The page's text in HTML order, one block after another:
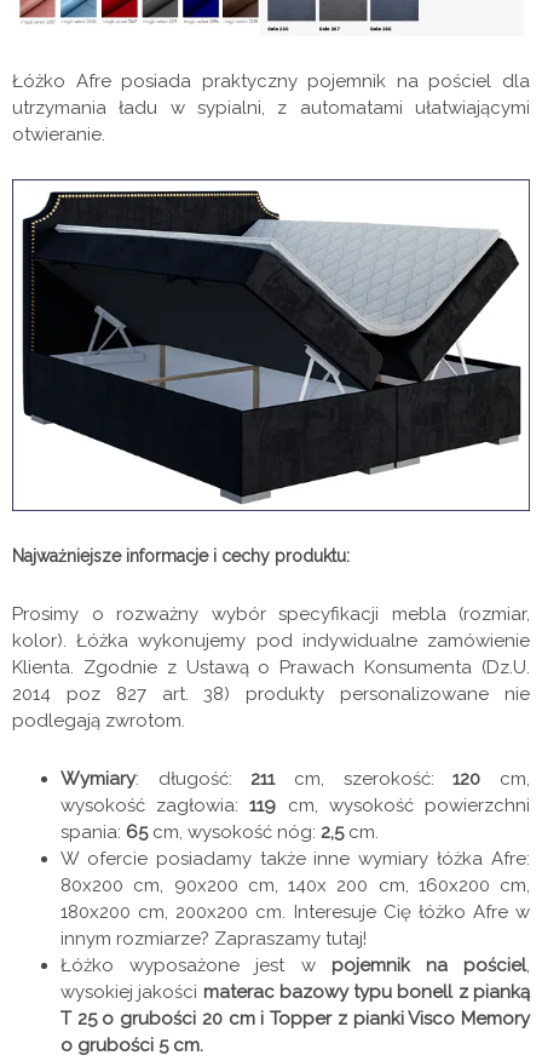
Łóżko Afre posiada praktyczny pojemnik na pościel dla
utrzymania ładu w sypialni, z automatami ułatwiającymi
otwieranie.
Najważniejsze informacje i cechy produktu:
Prosimy o rozważny wybór specyfikacji mebla (rozmiar,
kolor). Łóżka wykonujemy pod indywidualne zamówienie
Klienta. Zgodnie z Ustawą o Prawach Konsumenta (Dz.U.
2014 poz 827 art. 38) produkty personalizowane nie
podlegają zwrotom.
Wymiary: długość: 211cm, szerokość: 120 cm,
wysokość zagłowia:119 cm, wysokość powierzchni
spania: 65cm, wysokość nóg: 2,5cm.
W ofercie posiadamy także inne wymiary łóżka Afre:
80x200 cm, 90x200 cm, 140x 200 cm, 160x200 cm,
180x200 cm, 200x200 cm. Interesuje Cię łóżko Afre w
innym rozmiarze? Zapraszamy tutaj!
Łóżko wyposażone jest wpojemnik na pościel,
wysokiej jakości materac bazowy typu bonell z pianką
T 25 o grubości 20 cm i Topper z pianki Visco Memory
o grubości 5 cm.